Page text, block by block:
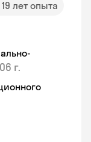
19 лет опыта
г.